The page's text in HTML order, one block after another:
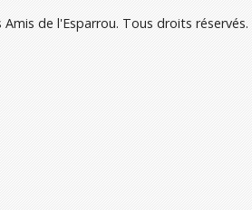
de l'Esparrou. Tous droits réservés.